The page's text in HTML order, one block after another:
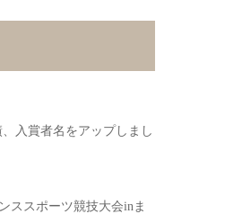
入賞者名をアップしまし
ススポーツ競技大会inま